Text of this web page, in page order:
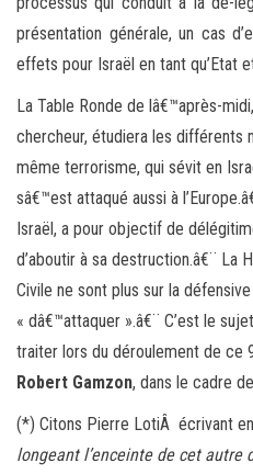
présentation générale, un cas
effets pour Israël en tant qu’Etat
La Table Ronde de lâ€™après-
chercheur, étudiera les différents
même terrorisme, qui sévit en
sâ€™est attaqué aussi à
Israël, a pour objectif de
d’aboutir à sa destruction.â€¨ La
Civile ne sont plus sur la
« dâ€™attaquer ».â€¨ C’est le
traiter lors du déroulement de ce
Robert Gamzon, dans le cadre
(*) Citons Pierre LotiÂ écrivant
longeant l’enceinte de cet autre